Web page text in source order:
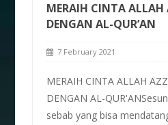
MERAIH CINTA ALLAH
DENGAN AL-QUR’AN
7 February 2021
MERAIH CINTA ALLAH
DENGAN AL-
sebab yang bisa